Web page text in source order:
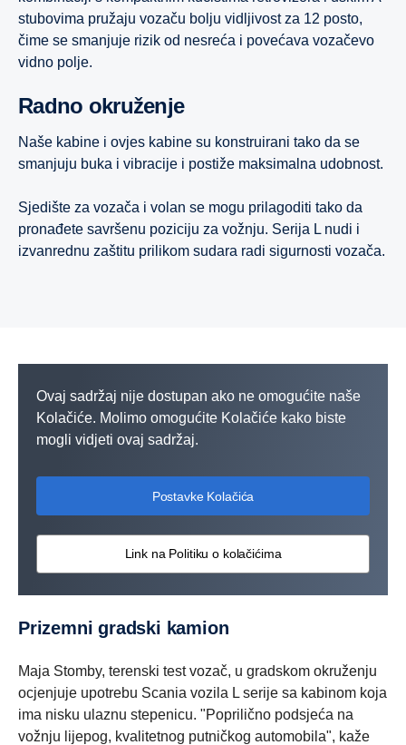
stubovima pružaju vozaču bolju vidljivost za 12 posto,
čime se smanjuje rizik od nesreća i povećava vozačevo
vidno polje.
Radno okruženje
Naše kabine i ovjes kabine su konstruirani tako da se
smanjuju buka i vibracije i postiže maksimalna udobnost.
Sjedište za vozača i volan se mogu prilagoditi tako da
pronađete savršenu poziciju za vožnju. Serija L nudi i
izvanrednu zaštitu prilikom sudara radi sigurnosti vozača.
Ovaj sadržaj nije dostupan ako ne omogućite naše
Kolačiće. Molimo omogućite Kolačiće kako biste
mogli vidjeti ovaj sadržaj.
Postavke Kolačića
Link na Politiku o kolačićima
Prizemni gradski kamion
Maja Stomby, terenski test vozač, u gradskom okruženju
ocjenjuje upotrebu Scania vozila L serije sa kabinom koja
ima nisku ulaznu stepenicu. "Poprilično podsjeća na
vožnju lijepog, kvalitetnog putničkog automobila", kaže